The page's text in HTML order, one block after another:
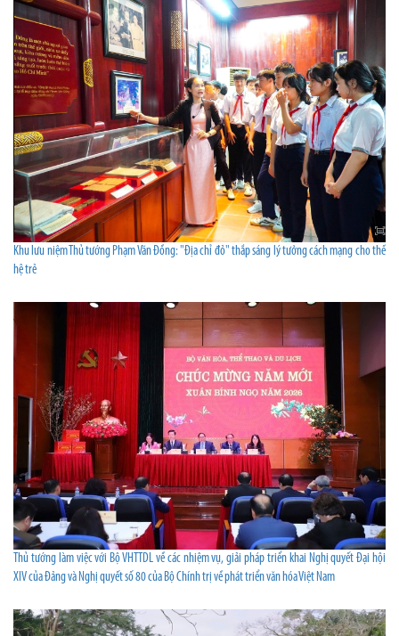
Khu lưu niệm Thủ tướng Phạm Văn Đồng: "Địa chỉ đỏ" thắp sáng lý tưởng cách mạng cho thế
hệ trẻ
Thủ tướng làm việc với Bộ VHTTDL về các nhiệm vụ, giải pháp triển khai Nghị quyết Đại hội
XIV của Đảng và Nghị quyết số 80 của Bộ Chính trị về phát triển văn hóa Việt Nam